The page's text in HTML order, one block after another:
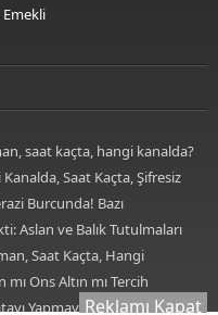
Emekli
saat kaçta, hangi kanalda?
Kralove-Beşiktaş maçı
Saat Kaçta, Şifresiz
11'ler... Hradec Kralove-
Burcunda! Bazı
Aslan ve Balık Tutulmaları
Saat Kaçta, Hangi
Ons Altın mı Tercih
Yapmayın! Sonradan
Reklamı Kapat